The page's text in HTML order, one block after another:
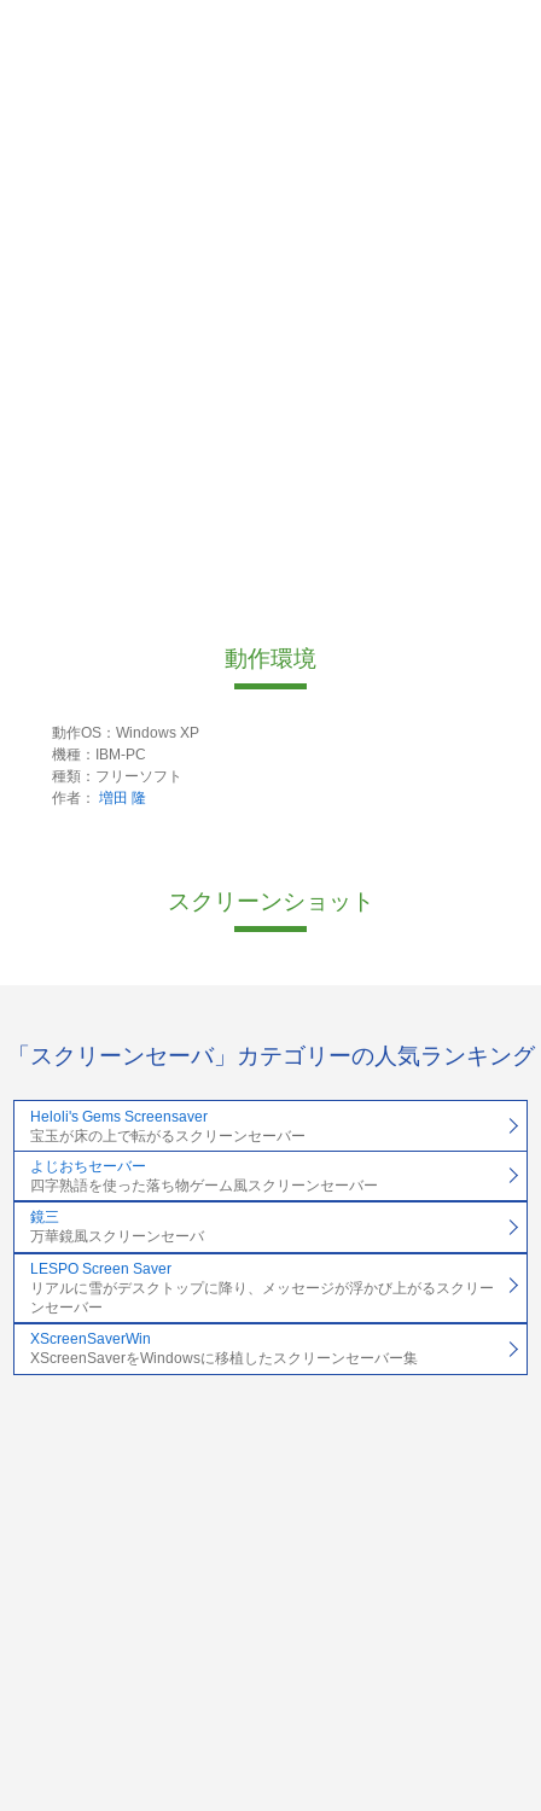
動作環境
動作OS：Windows XP
機種：IBM-PC
種類：フリーソフト
作者： 増田 隆
スクリーンショット
「スクリーンセーバ」カテゴリーの人気ランキング
Heloli's Gems Screensaver
宝玉が床の上で転がるスクリーンセーバー
よじおちセーバー
四字熟語を使った落ち物ゲーム風スクリーンセーバー
鏡三
万華鏡風スクリーンセーバ
LESPO Screen Saver
リアルに雪がデスクトップに降り、メッセージが浮かび上がるスクリー
ンセーバー
XScreenSaverWin
XScreenSaverをWindowsに移植したスクリーンセーバー集